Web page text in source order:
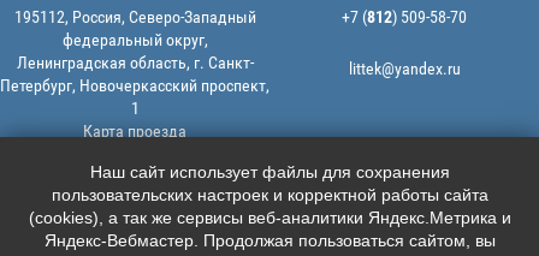
© 2013-2026 | ООО "ЛИТТЕК" -
производство и продажа РТИ
ИНН: 7806523560 | ОГРН:
1147847126162
195112, Россия, Северо-Западный
федеральный округ,
Ленинградская область, г. Санкт-
Петербург, Новочеркасский проспект,
1
Карта проезда
+7 (812) 509-58-70
littek@yandex.ru
Мы в соцсетях:
    
Наш сайт использует файлы для сохранения
пользовательских настроек и корректной работы сайта
(cookies), а так же сервисы веб-аналитики Яндекс.Метрика и
Яндекс-Вебмастер. Продолжая пользоваться сайтом, вы